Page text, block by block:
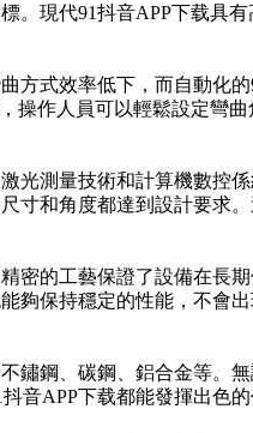
。現代91抖音APP下载具
方式效率低下，而自動化的
操作人員可以輕鬆設定彎曲
光測量技術和計算機數控
寸和角度都達到設計要求
密的工藝保證了設備在長
夠保持穩定的性能，不會
鏽鋼、碳鋼、鋁合金等。
音APP下载都能發揮出色的